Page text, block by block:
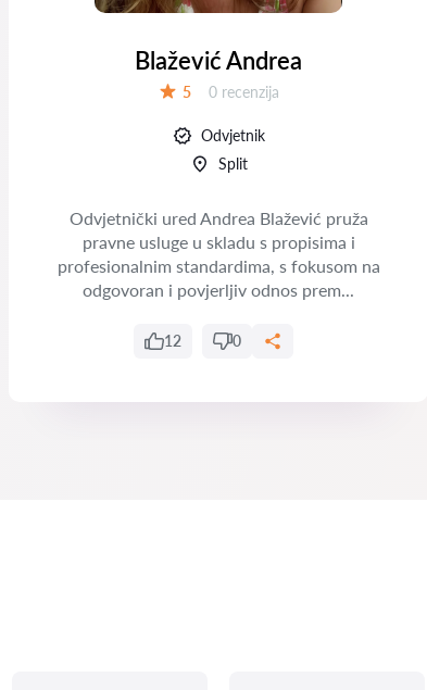
Blažević Andrea
5 Recenzija:
0 recenzija
Odvjetnik
Split
Odvjetnički ured Andrea Blažević pruža
pravne usluge u skladu s propisima i
profesionalnim standardima, s fokusom na
odgovoran i povjerljiv odnos prem...
12 0